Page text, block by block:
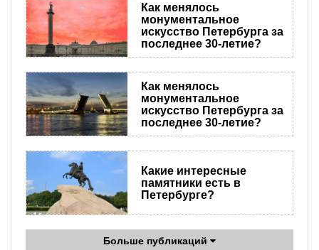
Как менялось
монументальное
искусство Петербурга за
последнее 30-летие?
Как менялось
монументальное
искусство Петербурга за
последнее 30-летие?
Какие интересные
памятники есть в
Петербурге?
Больше публикаций